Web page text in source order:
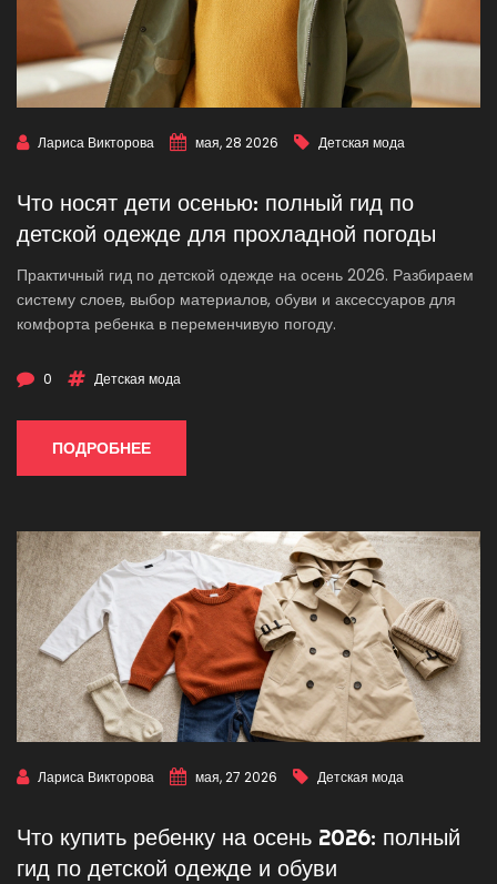
Лариса Викторова мая, 28 2026 Детская мода
Что носят дети осенью: полный гид по
детской одежде для прохладной погоды
Практичный гид по детской одежде на осень 2026. Разбираем
систему слоев, выбор материалов, обуви и аксессуаров для
комфорта ребенка в переменчивую погоду.
0 Детская мода
ПОДРОБНЕЕ
Лариса Викторова мая, 27 2026 Детская мода
Что купить ребенку на осень 2026: полный
гид по детской одежде и обуви